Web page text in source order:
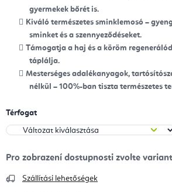
gyermekek bőrét is.
Kiváló természetes sminklemosó –
sminket és a szennyeződéseket.
Támogatja a haj és a köröm
táplálja.
Mesterséges adalékanyagok,
nélkül – 100%-ban tiszta természetes
Térfogat
Szállítási lehetőségek